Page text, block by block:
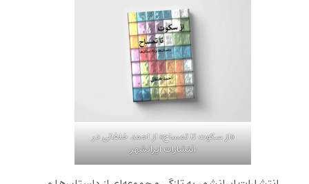
«از سکوت تا تمساح» از احمد خلفانی در
انتشارات ایرانشهر